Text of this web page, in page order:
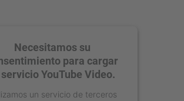
Necesitamos su
para cargar
YouTube Video.
un servicio de terceros